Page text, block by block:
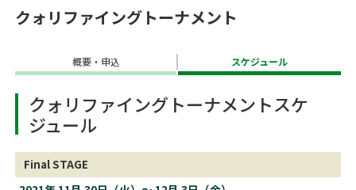
クォリファイングトーナメント
概要・申込 スケジュール
クォリファイングトーナメントスケ
ジュール
Final STAGE